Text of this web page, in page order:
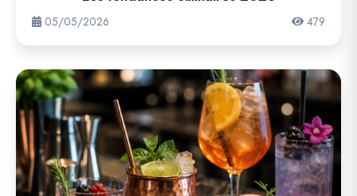
05/05/2026 479